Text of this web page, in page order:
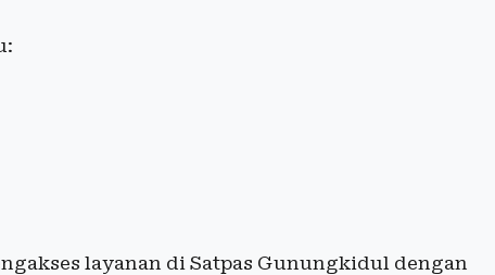
layanan di Satpas Gunungkidul dengan